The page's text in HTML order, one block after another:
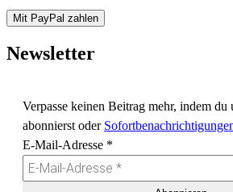
Mit PayPal zahlen
Newsletter
Verpasse keinen Beitrag mehr, indem du
abonnierst oder
E-Mail-Adresse *